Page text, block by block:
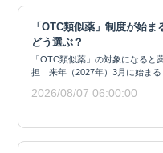
「OTC類似薬」制度が始
どう選ぶ？
「OTC類似薬」の対象になると
担 来年（2027年）3月に始まる
2026/08/07 06:00:00